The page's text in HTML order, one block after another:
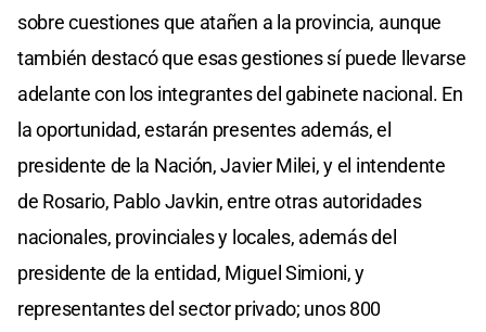
sobre cuestiones que atañen a la provincia, aunque
también destacó que esas gestiones sí puede llevarse
adelante con los integrantes del gabinete nacional. En
la oportunidad, estarán presentes además, el
presidente de la Nación, Javier Milei, y el intendente
de Rosario, Pablo Javkin, entre otras autoridades
nacionales, provinciales y locales, además del
presidente de la entidad, Miguel Simioni, y
representantes del sector privado; unos 800